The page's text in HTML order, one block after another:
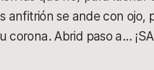
anfitrión se ande con ojo,
Abrid paso a...